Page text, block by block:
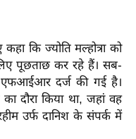
कि ज्योति मल्होत्रा ​​को
पूछताछ कर रहे हैं। सब-
एफआईआर दर्ज की गई है।
दौरा किया था, जहां वह
उर्फ ​​दानिश के संपर्क में